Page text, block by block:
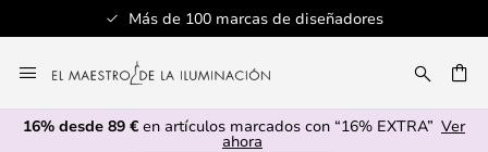
Más de 100 marcas de diseñadores
al
contenido
16% desde 89 € en artículos marcados con “16% EXTRA” Ver
ahora